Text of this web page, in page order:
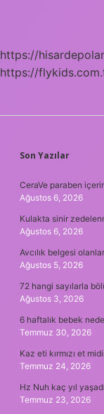
https://
https://
Son Yazılar
CeraVe paraben
Ağustos 6, 2026
Kulakta sinir
Ağustos 6, 2026
Avcılık belgesi
Ağustos 5, 2026
72 hangi sayılarla
Ağustos 3, 2026
6 haftalık bebek
Temmuz 30, 2026
Kaz eti kırmızı et
Temmuz 24, 2026
Hz Nuh kaç yıl
Temmuz 23, 2026